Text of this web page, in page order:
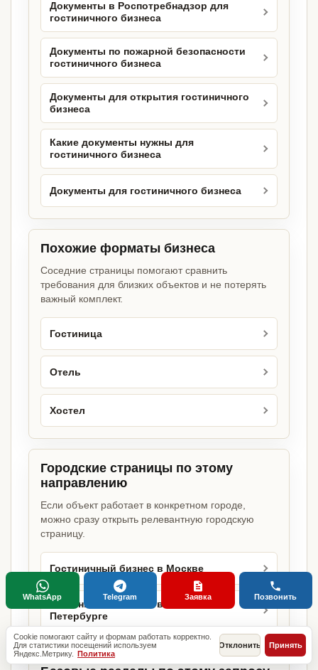
Документы в Роспотребнадзор для
гостиничного бизнеса
Документы по пожарной безопасности
гостиничного бизнеса
Документы для открытия гостиничного
бизнеса
Какие документы нужны для
гостиничного бизнеса
Документы для гостиничного бизнеса
Похожие форматы бизнеса
Соседние страницы помогают сравнить
требования для близких объектов и не потерять
важный комплект.
Гостиница
Отель
Хостел
Городские страницы по этому
направлению
Если объект работает в конкретном городе,
можно сразу открыть релевантную городскую
страницу.
Гостиничный бизнес в Москве
Гостиничный бизнес в Санкт-
Петербурге
Cookie помогают сайту и формам работать корректно.
Для статистики посещений используем
Яндекс.Метрику. Политика
Отклонить Принять
WhatsApp Telegram Заявка Позвонить